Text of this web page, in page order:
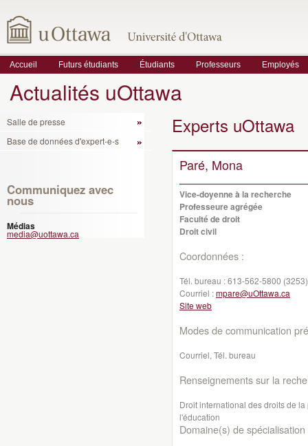
Accueil Futurs étudiants Étudiants Professeurs Employés
Actualités uOttawa
Salle de presse
Base de données d'expert-e-s
Communiquez avec
nous
Médias
media@uottawa.ca
Experts uOttawa
Paré, Mona
Vice-doyenne à la recherche
Professeure agrégée
Faculté de droit
Droit civil
Coordonnées :
Tél. bureau :613-562-5800 (3253)
Courriel :mpare@uOttawa.ca
Site web
Modes de communication
Courriel, Tél. bureau
Renseignements sur la
Droit international des droits de
l'éducation
Domaine(s) de spécialisation